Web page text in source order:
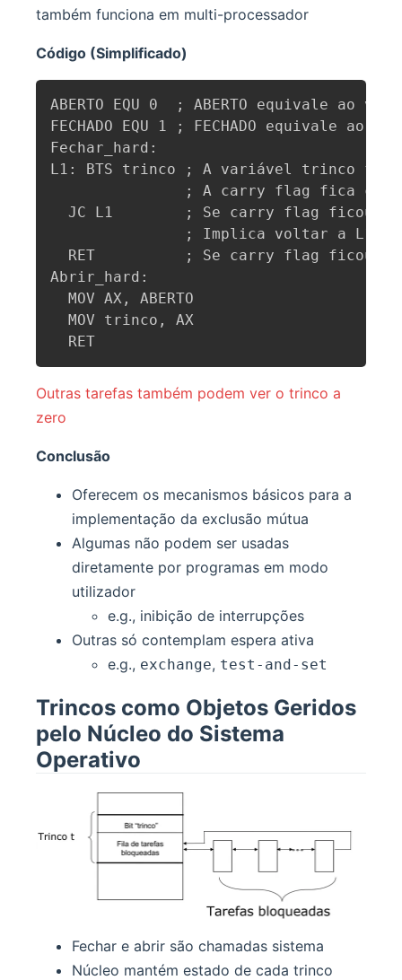
também funciona em multi-processador
Código (Simplificado)
ABERTO EQU 0  ; ABERTO equivale ao
FECHADO EQU 1 ; FECHADO equivale ao
Fechar_hard:
L1: BTS trinco ; A variável trinco fica
; A carry flag fica com
JC L1        ; Se carry flag ficou a
; Implica voltar a L1 e
RET          ; Se carry flag ficou
Abrir_hard:
  MOV AX, ABERTO
  MOV trinco, AX
  RET
Outras tarefas também podem ver o trinco a
zero
Conclusão
Oferecem os mecanismos básicos para a
implementação da exclusão mútua
Algumas não podem ser usadas
diretamente por programas em modo
utilizador
e.g., inibição de interrupções
Outras só contemplam espera ativa
e.g., exchange, test-and-set
Trincos como Objetos Geridos
pelo Núcleo do Sistema
Operativo
Fechar e abrir são chamadas sistema
Núcleo mantém estado de cada trinco